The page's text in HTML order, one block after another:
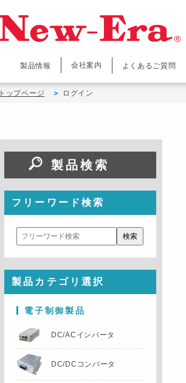
製品情報 会社案内 よくあるご質問
トップページ ログイン
製品検索
フリーワード検索
製品カテゴリ選択
電子制御製品
DC/ACインバータ
DC/DCコンバータ